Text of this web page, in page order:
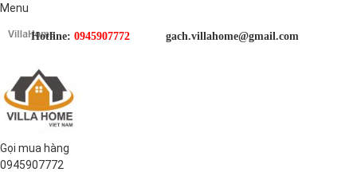
Menu
Hotline: 0945907772 gach.villahome@gmail.com
Gọi mua hàng
0945907772